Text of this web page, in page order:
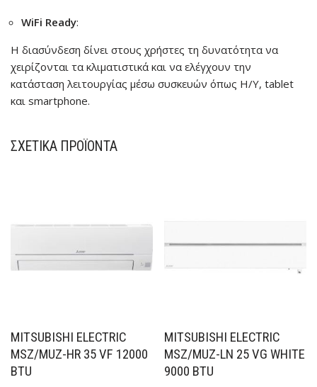
WiFi Ready:
Η διασύνδεση δίνει στους χρήστες τη δυνατότητα να
χειρίζονται τα κλιματιστικά και να ελέγχουν την
κατάσταση λειτουργίας μέσω συσκευών όπως Η/Υ, tablet
και smartphone.
ΣΧΕΤΙΚΆ ΠΡΟΪΌΝΤΑ
MITSUBISHI ELECTRIC
MSZ/MUZ-HR 35 VF 12000
BTU
MITSUBISHI ELECTRIC
MSZ/MUZ-LN 25 VG WHITE
9000 BTU